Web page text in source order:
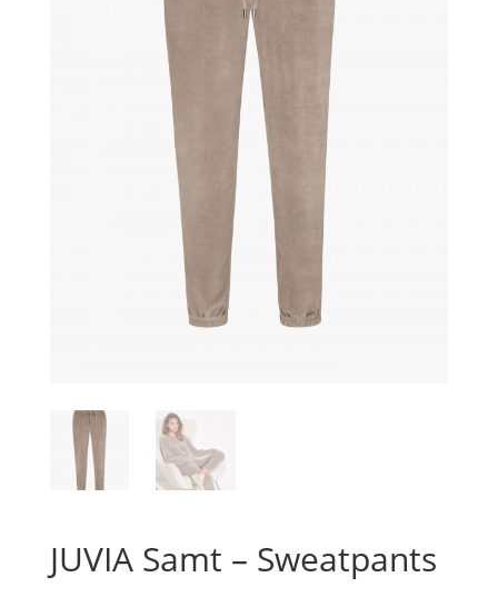
JUVIA Samt – Sweatpants